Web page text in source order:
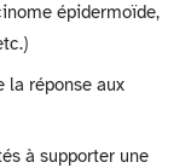
épidermoïde,
la réponse aux
à supporter une